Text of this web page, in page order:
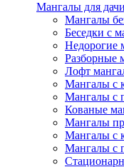
Мангалы для дачи
Мангалы
Беседки с
Недорогие
Разборные
Лофт
Мангалы с
Мангалы с
Кованые
Мангалы
Мангалы с
Мангалы с